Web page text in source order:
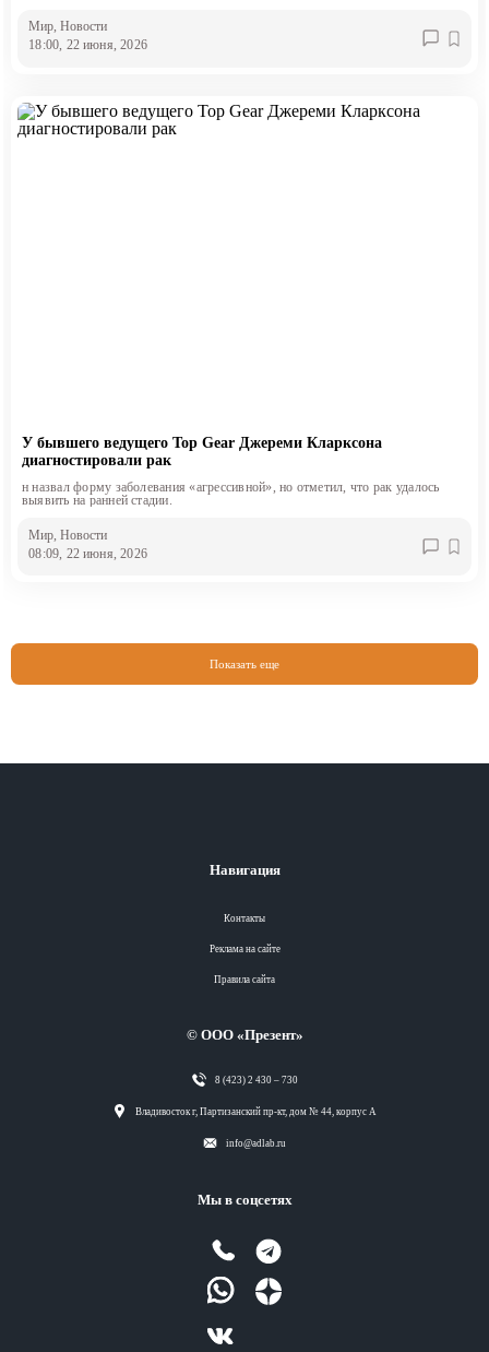
Мир, Новости
18:00, 22 июня, 2026
У бывшего ведущего Top Gear Джереми Кларксона
диагностировали рак
н назвал форму заболевания «агрессивной», но отметил, что рак удалось
выявить на ранней стадии.
Мир , Новости
08:09, 22 июня, 2026
Показать еще
Навигация
Контакты
Реклама на сайте
Правила сайта
© ООО «Презент»
8 (423) 2 430 – 730
Владивосток г, Партизанский пр-кт, дом № 44, корпус А
info@adlab.ru
Мы в соцсетях